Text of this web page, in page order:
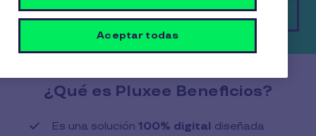
¡Consíguela aquí!
¿Qué es Pluxee Beneficios?​
Es una solución 100% digital diseñada
Aceptar todas